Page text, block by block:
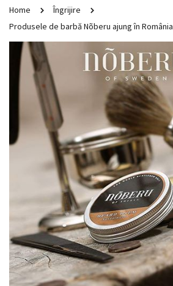
Home
Îngrijire
Produsele de barbă Nõberu ajung în România